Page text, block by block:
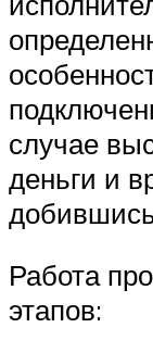
случае
деньги и
Работа
этапов: